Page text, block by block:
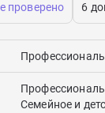
проверено 6
Семейное и